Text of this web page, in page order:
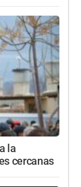
la
cercanas